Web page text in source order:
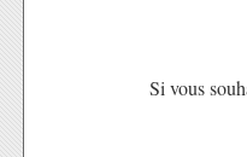
Si vous